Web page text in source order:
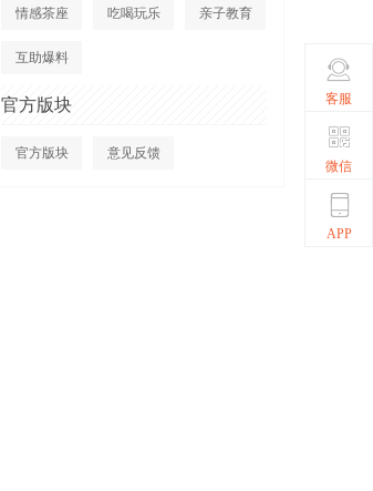
情感茶座 吃喝玩乐 亲子教育
互助爆料
官方版块
官方版块 意见反馈
客服
微信
APP